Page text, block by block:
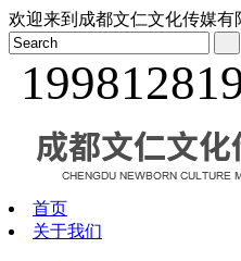
欢迎来到成都文仁文化传媒有
首页
关于我们